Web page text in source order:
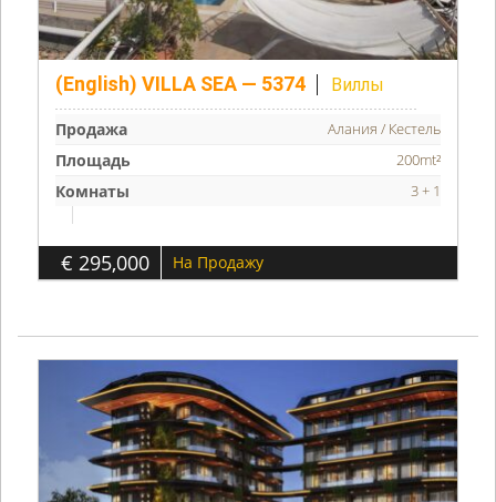
(English) VILLA SEA — 5374 Виллы
Продажа Алания / Кестель
Площадь 200mt²
Комнаты 3 + 1
€ 295,000 На Продажу